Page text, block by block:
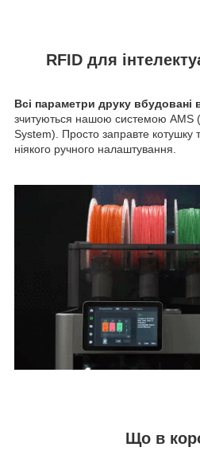
RFID для
Всі параметри друку вбудовані
зчитуються нашою системою AMS
System). Просто заправте котушку
ніякого ручного налаштування.
Що в